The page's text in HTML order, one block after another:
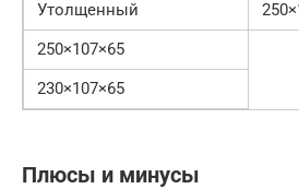
Утолщенный
250×107×65
230×107×65
Плюсы и минусы